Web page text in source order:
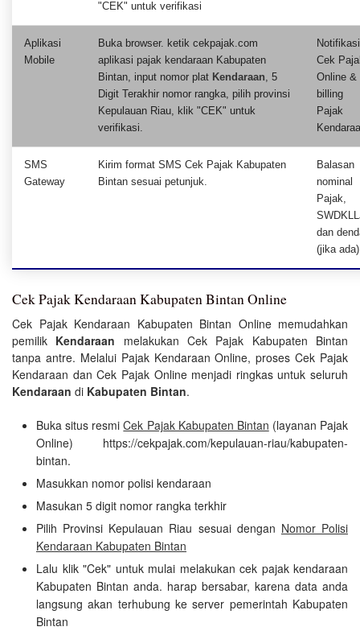
"CEK" untuk verifikasi
Aplikasi
Mobile
Buka browser. ketik cekpajak.com
aplikasi pajak kendaraan Kabupaten
Bintan, input nomor plat Kendaraan, 5
Digit Terakhir nomor rangka, pilih provinsi
Kepulauan Riau, klik "CEK" untuk
verifikasi.
Notifikasi
Cek
Online &
billing
Pajak
SMS
Gateway
Kirim format SMS Cek Pajak Kabupaten
Bintan sesuai petunjuk.
Balasan
nominal
Pajak,
dan
(jika
Cek Pajak Kendaraan Kabupaten Bintan Online
Cek Pajak Kendaraan Kabupaten Bintan Online memudahkan
pemilik Kendaraan melakukan Cek Pajak Kabupaten Bintan
tanpa antre. Melalui Pajak Kendaraan Online, proses Cek Pajak
Kendaraan dan Cek Pajak Online menjadi ringkas untuk seluruh
Kendaraan di Kabupaten Bintan.
Buka situs resmiCek Pajak Kabupaten Bintan (layanan Pajak
Online) https://cekpajak.com/kepulauan-riau/kabupaten-
bintan.
Masukkan nomor polisi kendaraan
Masukan 5 digit nomor rangka terkhir
Pilih Provinsi Kepulauan Riau sesuai dengan Nomor Polisi
Kendaraan Kabupaten Bintan
Lalu klik "Cek" untuk mulai melakukan cek pajak kendaraan
Kabupaten Bintan anda. harap bersabar, karena data anda
langsung akan terhubung ke server pemerintah Kabupaten
Bintan